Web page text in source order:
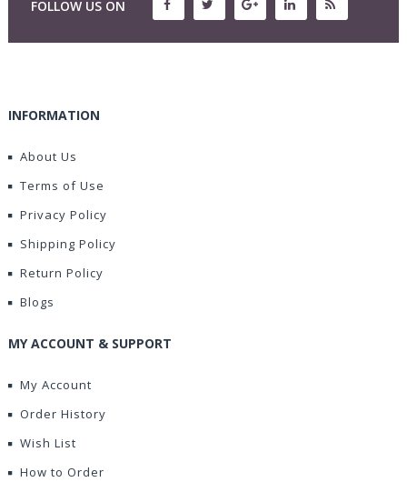
FOLLOW US ON
INFORMATION
About Us
Terms of Use
Privacy Policy
Shipping Policy
Return Policy
Blogs
MY ACCOUNT & SUPPORT
My Account
Order History
Wish List
How to Order